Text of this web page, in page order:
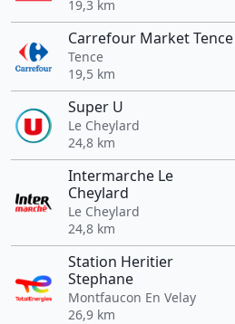
19,3 km
Carrefour Market Tence
Tence
19,5 km
Super U
Le Cheylard
24,8 km
Intermarche Le
Cheylard
Le Cheylard
24,8 km
Station Heritier
Stephane
Montfaucon En Velay
26,9 km